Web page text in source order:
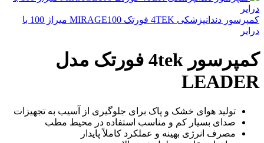
کمپرسور دندانپزشکی 4TEK فورتک MIRAGE100 میراژ 100 با
درایر
کمپرسور 4tek فورتک مدل
LEADER
تولید هوای خشک و پاک برای جلوگیری از آسیب به تجهیزات
صدای بسیار کم و مناسب استفاده در محیط مطب
مصرف انرژی بهینه و عملکرد کاملاً پایدار